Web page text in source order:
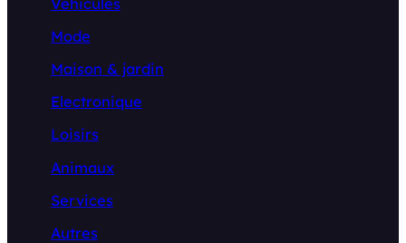
Mode
Maison & jardin
Electronique
Loisirs
Animaux
Services
Autres